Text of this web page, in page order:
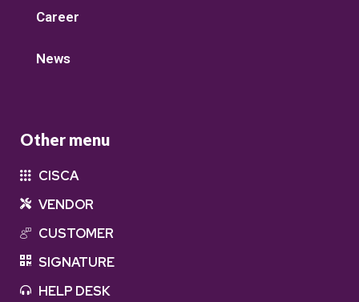
Career
News
Other menu
CISCA
VENDOR
CUSTOMER
SIGNATURE
HELP DESK